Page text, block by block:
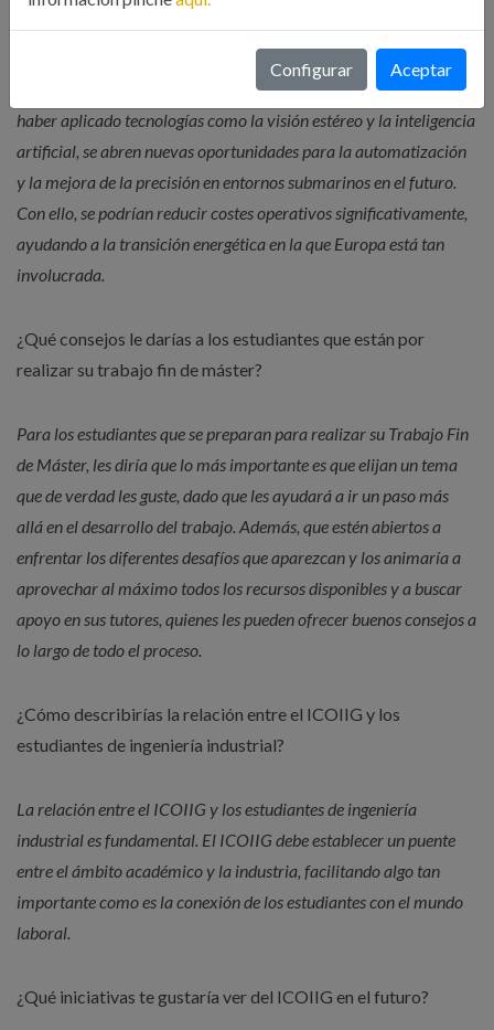
análisis de vehículos autónomos submarinos para la inspección de
estructuras eólicas offshore. Esta mejora puede contribuir a
optimizar la eficiencia y seguridad en este tipo de operaciones. Al
haber aplicado tecnologías como la visión estéreo y la inteligencia
artificial, se abren nuevas oportunidades para la automatización
y la mejora de la precisión en entornos submarinos en el futuro.
Con ello, se podrían reducir costes operativos significativamente,
ayudando a la transición energética en la que Europa está tan
involucrada.
¿Qué consejos le darías a los estudiantes que están por
realizar su trabajo fin de máster?
Para los estudiantes que se preparan para realizar su Trabajo Fin
de Máster, les diría que lo más importante es que elijan un tema
que de verdad les guste, dado que les ayudará a ir un paso más
allá en el desarrollo del trabajo. Además, que estén abiertos a
enfrentar los diferentes desafíos que aparezcan y los animaría a
aprovechar al máximo todos los recursos disponibles y a buscar
apoyo en sus tutores, quienes les pueden ofrecer buenos consejos a
lo largo de todo el proceso.
¿Cómo describirías la relación entre el ICOIIG y los
estudiantes de ingeniería industrial?
La relación entre el ICOIIG y los estudiantes de ingeniería
industrial es fundamental. El ICOIIG debe establecer un puente
entre el ámbito académico y la industria, facilitando algo tan
importante como es la conexión de los estudiantes con el mundo
laboral.
¿Qué iniciativas te gustaría ver del ICOIIG en el futuro?
Configurar Aceptar